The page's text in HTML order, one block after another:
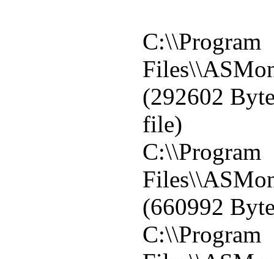
C:\\Program
(292602
file)
C:\\Program
(660992
C:\\Program